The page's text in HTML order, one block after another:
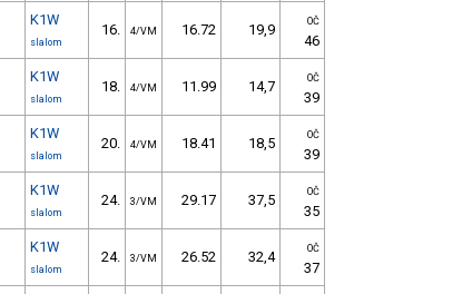
K1W
slalom
16. 4/VM 16.72 19,9 OČ
46
K1W
slalom
18. 4/VM 11.99 14,7 OČ
39
K1W
slalom
20. 4/VM 18.41 18,5 OČ
39
K1W
slalom
24. 3/VM 29.17 37,5 OČ
35
K1W
slalom
24. 3/VM 26.52 32,4 OČ
37